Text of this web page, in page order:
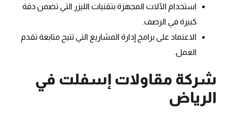
استخدام الآلات المجهزة بتقنيات الليزر التي تضمن دقة
كبيرة في الرصف.
الاعتماد على برامج إدارة المشاريع التي تتيح متابعة تقدم
العمل.
شركة مقاولات إسفلت في
الرياض